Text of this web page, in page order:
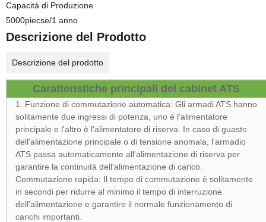
Capacità di Produzione
5000piecse/1 anno
Descrizione del Prodotto
Descrizione del prodotto
Caratteristiche principali del cabinet ATS
1. Funzione di commutazione automatica: Gli armadi ATS hanno
solitamente due ingressi di potenza, uno è l'alimentatore
principale e l'altro è l'alimentatore di riserva. In caso di guasto
dell'alimentazione principale o di tensione anomala, l'armadio
ATS passa automaticamente all'alimentazione di riserva per
garantire la continuità dell'alimentazione di carico.
Commutazione rapida: Il tempo di commutazione è solitamente
in secondi per ridurre al minimo il tempo di interruzione
dell'alimentazione e garantire il normale funzionamento di
carichi importanti.